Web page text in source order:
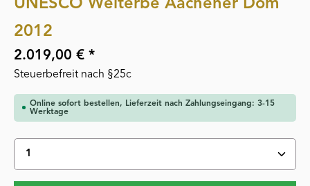
UNESCO Welterbe Aachener Dom
2012
2.019,00 € *
Steuerbefreit nach §25c
Online sofort bestellen, Lieferzeit nach Zahlungseingang: 3-15
Werktage
Produkt Anzahl: Gib den gewünschten Wert ein